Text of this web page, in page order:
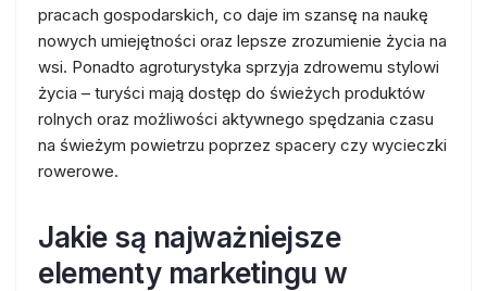
pracach gospodarskich, co daje im szansę na naukę
nowych umiejętności oraz lepsze zrozumienie życia na
wsi. Ponadto agroturystyka sprzyja zdrowemu stylowi
życia – turyści mają dostęp do świeżych produktów
rolnych oraz możliwości aktywnego spędzania czasu
na świeżym powietrzu poprzez spacery czy wycieczki
rowerowe.
Jakie są najważniejsze
elementy marketingu w